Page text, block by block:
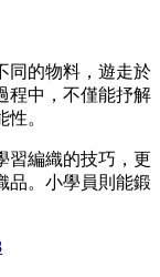
同的物料，遊走於
程中，不僅能抒解
。
習編織的技巧，更
品。小學員則能鍛